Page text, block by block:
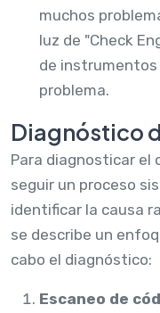
muchos
luz de "Check
de
problema.
Diagnóstico
Para diagnosticar el
seguir un proceso
identificar la causa
se describe un
cabo el diagnóstico:
Escaneo de